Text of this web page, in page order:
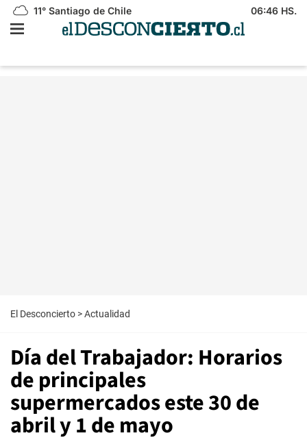
11° Santiago de Chile 06:46 HS.
El Desconcierto >Actualidad
Día del Trabajador: Horarios
de principales
supermercados este 30 de
abril y 1 de mayo